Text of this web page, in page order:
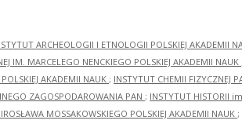
ARCHEOLOGII I ETNOLOGII POLSKIEJ AKADEMII
IM. MARCELEGO NENCKIEGO POLSKIEJ AKADEMII NAUK
AKADEMII NAUK ; INSTYTUT CHEMII FIZYCZNEJ
ZAGOSPODAROWANIA PAN ; INSTYTUT HISTORII
MOSSAKOWSKIEGO POLSKIEJ AKADEMII NAUK ;